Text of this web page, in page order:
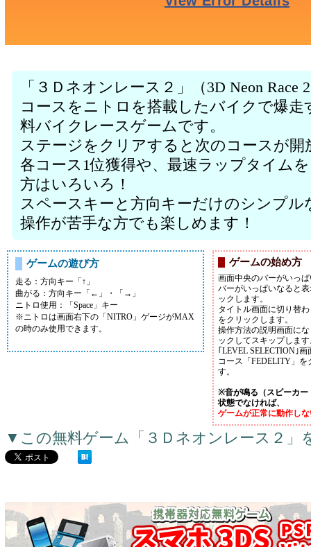
「３Ｄネオンレース２」（3D Neon
コースをニトロを搭載したバイクで爆
料バイクレースゲームです。
ステージをクリアすると次のコースが
各コース1位獲得や、最速ラップタイム
方はいろいろ！
スペースキーと方向キーだけのシンプ
操作が苦手な方でも楽しめます！
ゲームの遊び方
走る：方向キー「↑」
曲がる：方向キー「←」・「→」
ニトロ使用：「Space」キー
※ニトロは画面右下の「NITRO」ゲージがMAX
の時のみ使用できます。
ゲームの始め方
画面中央のバーがいっ
バーがいっぱいなると
ックします。
タイトル画面に切り替
をクリックします。
操作方法の説明画面に
ックしてスキップしま
｢LEVEL SELECTION｣
コース「FEDELITY」
す。
※音が鳴る（スピーカー
状態でなければ、
ゲームが正常に動作し
▼この無料ゲーム「３Ｄネオンレース２」